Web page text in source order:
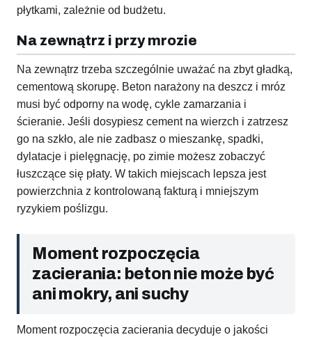
płytkami, zależnie od budżetu.
Na zewnątrz i przy mrozie
Na zewnątrz trzeba szczególnie uważać na zbyt gładką,
cementową skorupę. Beton narażony na deszcz i mróz
musi być odporny na wodę, cykle zamarzania i
ścieranie. Jeśli dosypiesz cement na wierzch i zatrzesz
go na szkło, ale nie zadbasz o mieszankę, spadki,
dylatacje i pielęgnację, po zimie możesz zobaczyć
łuszczące się płaty. W takich miejscach lepsza jest
powierzchnia z kontrolowaną fakturą i mniejszym
ryzykiem poślizgu.
Moment rozpoczęcia
zacierania: beton nie może być
ani mokry, ani suchy
Moment rozpoczęcia zacierania decyduje o jakości